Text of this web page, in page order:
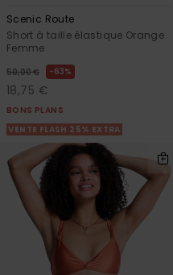
Scenic Route
Short à taille élastique Orange
Femme
50,00 € 63%
18,75 €
BONS PLANS
VENTE FLASH 25% EXTRA